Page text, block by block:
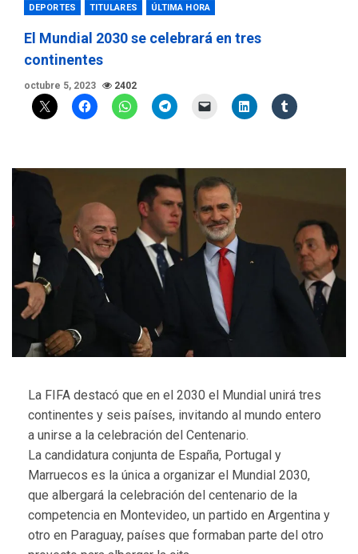
DEPORTES TITULARES ÚLTIMA HORA
El Mundial 2030 se celebrará en tres
continentes
octubre 5, 2023 2402
La FIFA destacó que en el 2030 el Mundial unirá tres
continentes y seis países, invitando al mundo entero
a unirse a la celebración del Centenario.
La candidatura conjunta de España, Portugal y
Marruecos es la única a organizar el Mundial 2030,
que albergará la celebración del centenario de la
competencia en Montevideo, un partido en Argentina y
otro en Paraguay, países que formaban parte del otro